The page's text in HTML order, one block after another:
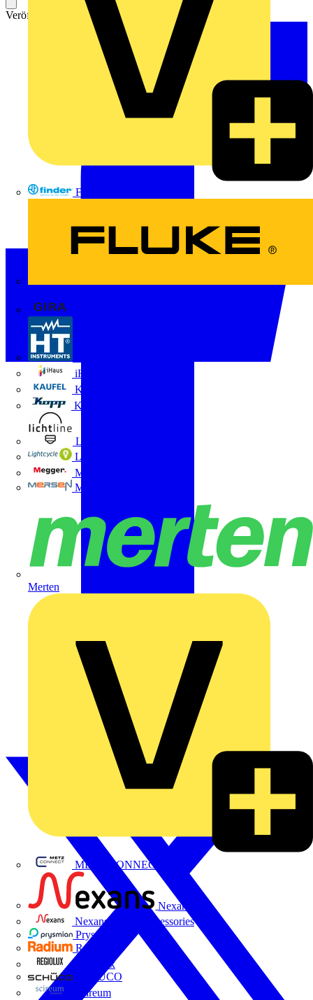
FINDER
iHaus
Kaufel
Kopp
Lichtline
LIGHTCYCLE
Megger
Mersen
Merten
METZ CONNECT
Nexans
Nexans Power Accessories
Prysmian
Radium
Regiolux
SCHÜCO
Scireum
Veröffentlicht: 2. Oktober 2023 Kategorie: Video